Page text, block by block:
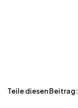
Teile diesen Beitrag: